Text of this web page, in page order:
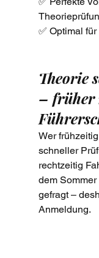
✅ Optimal
Theorie
– früher
Wer
schneller
rechtzeitig
dem
gefragt –
Anmeldung.